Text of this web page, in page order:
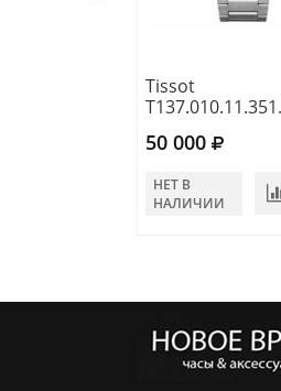
Tissot
50 000
НЕТ В
НАЛИЧИИ